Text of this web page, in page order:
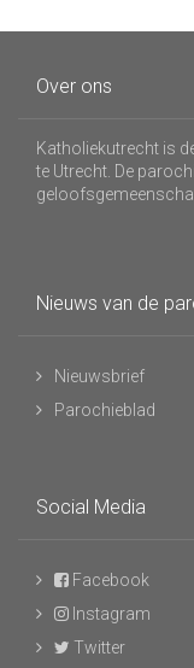
Over ons
Katholiekutrecht is
te Utrecht. De
Nieuws van de
Nieuwsbrief
Parochieblad
Social Media
Facebook
Instagram
Twitter